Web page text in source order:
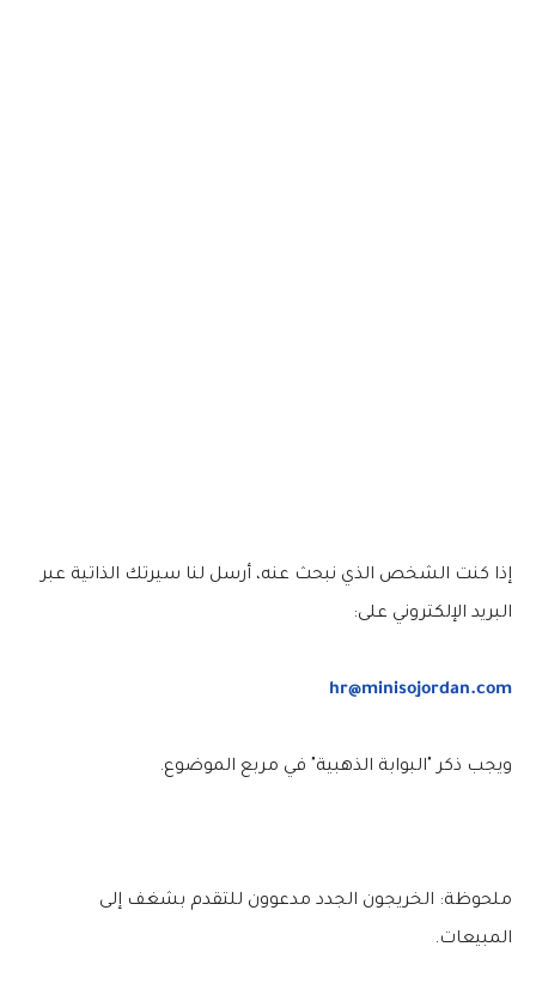
إذا كنت الشخص الذي نبحث عنه، أرسل لنا سيرتك الذاتية عبر
البريد الإلكتروني على:
hr@minisojordan.com
ويجب ذكر "البوابة الذهبية" في مربع الموضوع.
ملحوظة: الخريجون الجدد مدعوون للتقدم بشغف إلى
المبيعات.